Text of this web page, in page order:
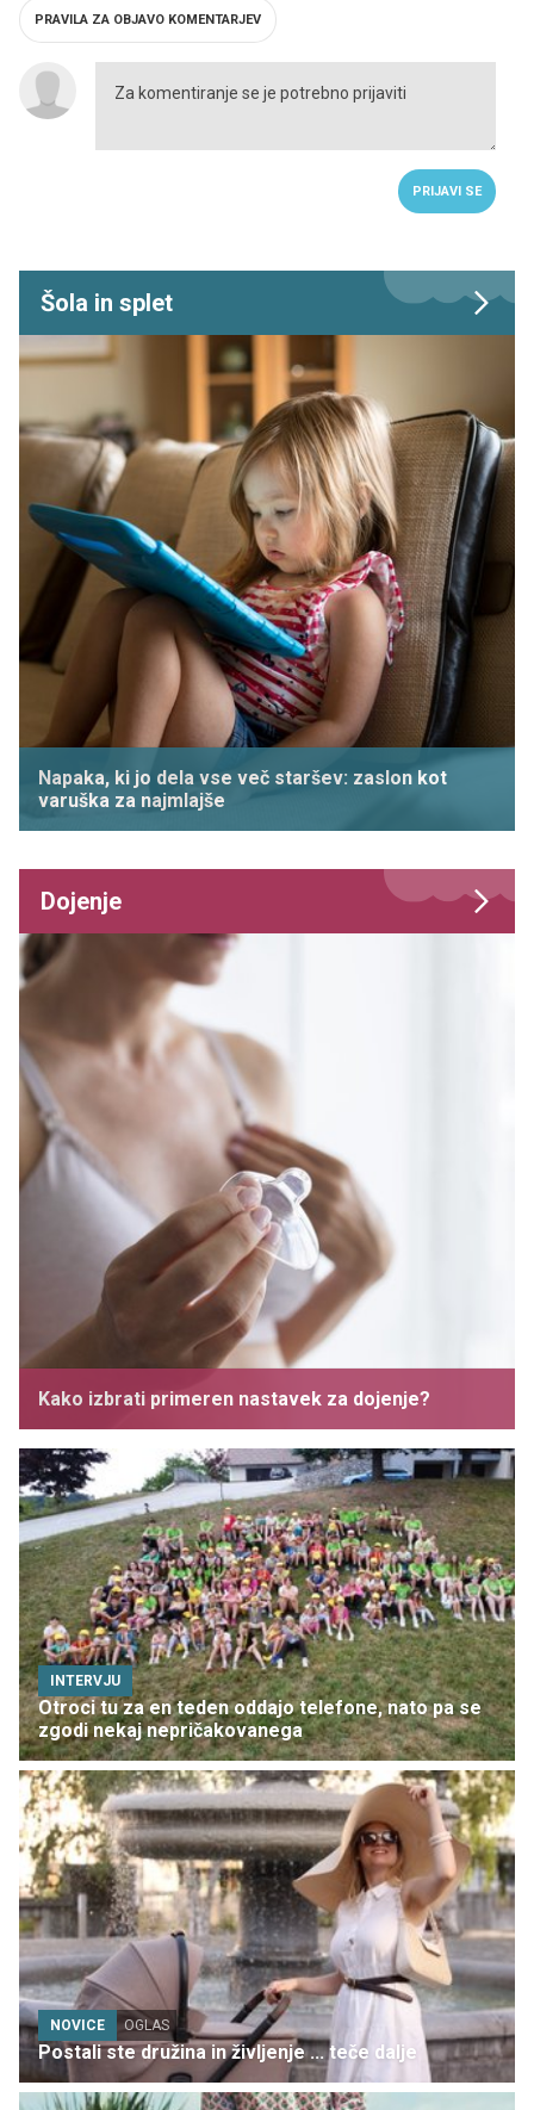
PRAVILA ZA OBJAVO KOMENTARJEV
PRIJAVI SE
Šola in splet
Napaka, ki jo dela vse več staršev: zaslon kot
varuška za najmlajše
Dojenje
Kako izbrati primeren nastavek za dojenje?
INTERVJU
Otroci tu za en teden oddajo telefone, nato pa se
zgodi nekaj nepričakovanega
NOVICE OGLAS
Postali ste družina in življenje ... teče dalje